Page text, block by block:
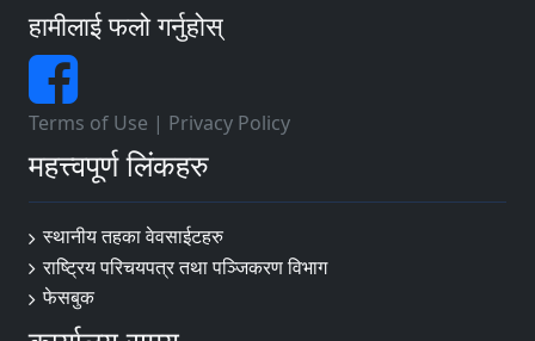
हामीलाई फलो गर्नुहोस्
Terms of Use | Privacy Policy
महत्त्वपूर्ण लिंकहरु
स्थानीय तहका वेवसाईटहरु
राष्ट्रिय परिचयपत्र तथा पञ्जिकरण विभाग
फेसबुक